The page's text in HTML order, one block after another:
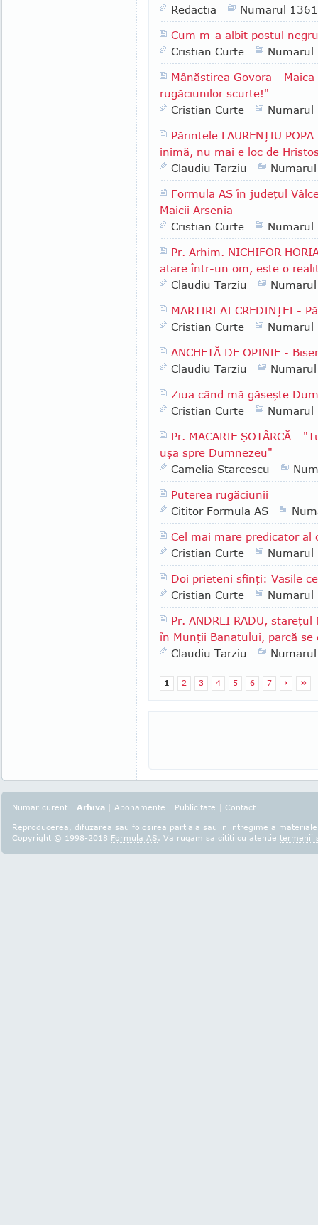
Redactia
Numarul 1361
Cum m-a albit postul negru
Cristian Curte
Numarul
Mânăstirea Govora - Maica
rugăciunilor scurte!"
Cristian Curte
Numarul
Părintele LAURENŢIU
inimă, nu mai e loc de
Claudiu Tarziu
Formula AS în judeţul
Maicii Arsenia
Cristian Curte
Numarul
Pr. Arhim. NICHIFOR
atare într-un om, este o
Claudiu Tarziu
MARTIRI AI CREDINŢEI -
Cristian Curte
Numarul
ANCHETĂ DE OPINIE -
Claudiu Tarziu
Ziua când mă găseşte
Cristian Curte
Numarul
Pr. MACARIE ŞOTÂRCĂ -
uşa spre Dumnezeu"
Camelia Starcescu
Puterea rugăciunii
Cititor Formula AS
Cel mai mare predicator al
Cristian Curte
Numarul
Doi prieteni sfinţi: Vasile
Cristian Curte
Numarul
Pr. ANDREI RADU,
în Munţii Banatului, parcă se
Claudiu Tarziu
1 2 3 4 5 6 7 › »
Numar curent | Arhiva | Abonamente | Publicitate | Contact
Reproducerea, difuzarea sau folosirea partiala sau in intregime a
Copyright © 1998-2018 Formula AS. Va rugam sa cititi cu atentie termenii